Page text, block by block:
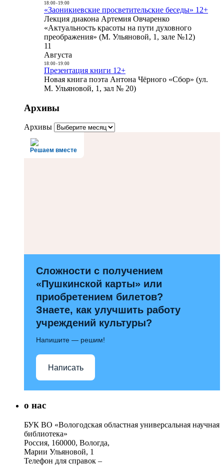
18:00- 19:00
«Заоникиевские просветительские беседы» 12+
Лекция диакона Артемия Овчаренко
«Актуальность красоты на пути духовного
преображения» (М. Ульяновой, 1, зале №12)
11
Августа
18:00- 19:00
Презентация книги 12+
Новая книга поэта Антона Чёрного «Сбор» (ул.
М. Ульяновой, 1, зал № 20)
Архивы
Архивы
Решаем вместе
Сложности с получением
«Пушкинской карты» или
приобретением билетов?
Знаете, как улучшить работу
учреждений культуры?
Напишите — решим!
Написать
о нас
БУК ВО «Вологодская областная универсальная научная
библиотека»
Россия, 160000, Вологда,
Марии Ульяновой, 1
Телефон для справок –